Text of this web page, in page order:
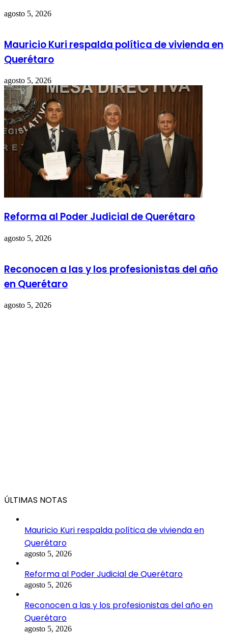
agosto 5, 2026
Mauricio Kuri respalda política de vivienda en
Querétaro
agosto 5, 2026
Reforma al Poder Judicial de Querétaro
agosto 5, 2026
Reconocen a las y los profesionistas del año
en Querétaro
agosto 5, 2026
ÚLTIMAS NOTAS
Mauricio Kuri respalda política de vivienda en
Querétaro
agosto 5, 2026
Reforma al Poder Judicial de Querétaro
agosto 5, 2026
Reconocen a las y los profesionistas del año en
Querétaro
agosto 5, 2026